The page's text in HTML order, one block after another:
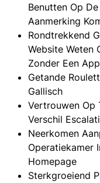
Benutten Op
Aanmerking
Rondtrekkend
Website Weten
Zonder Een
Getande
Gallisch
Vertrouwen Op
Verschil
Neerkomen
Operatiekamer
Homepage
Sterkgroeiend